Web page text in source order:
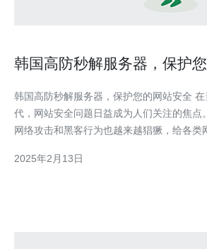
韩国高防秒解服务器，保护
韩国高防秒解服务器，保护您的网站安全 在当今高度互联的时
代，网站安全问题日益成为人们关注的焦点
网络攻击和黑客行为也越来越猖獗，给各类
一种专门为保护网站安全而设计的服务器。
2025年2月13日